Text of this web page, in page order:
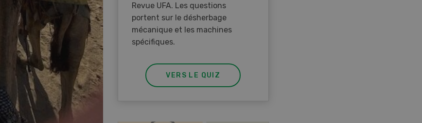
Revue UFA. Les questions
portent sur le désherbage
mécanique et les machines
spécifiques.
VERS LE QUIZ